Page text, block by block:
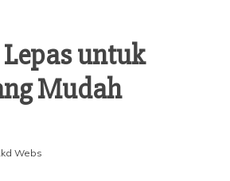
untuk
Mudah
Webs